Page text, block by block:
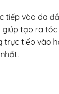
vào da
tạo ra
tiếp vào